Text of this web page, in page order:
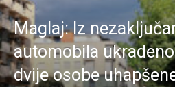
Maglaj: Iz
automobila
dvije osobe